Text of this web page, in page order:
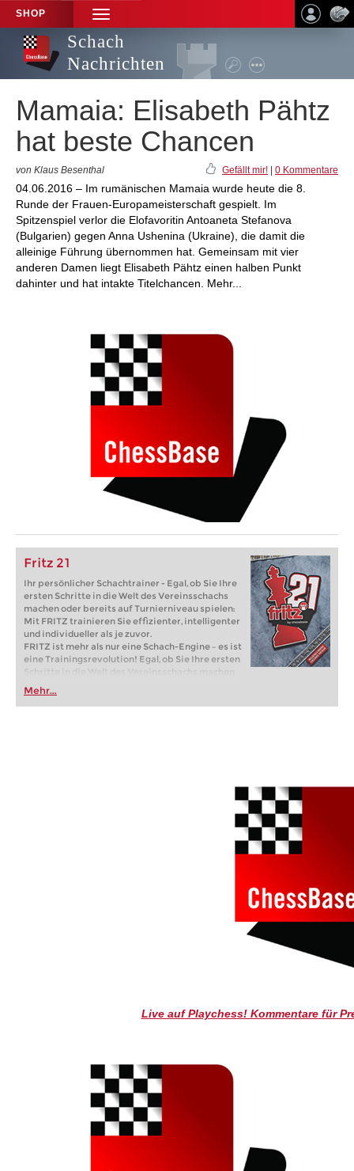
SHOP
TOGGLE
NAVIGATION
Schach
Nachrichten
Mamaia: Elisabeth Pähtz
hat beste Chancen
von Klaus Besenthal Gefällt mir! 0 Kommentare
04.06.2016 – Im rumänischen Mamaia wurde heute die 8.
Runde der Frauen-Europameisterschaft gespielt. Im
Spitzenspiel verlor die Elofavoritin Antoaneta Stefanova
(Bulgarien) gegen Anna Ushenina (Ukraine), die damit die
alleinige Führung übernommen hat. Gemeinsam mit vier
anderen Damen liegt Elisabeth Pähtz einen halben Punkt
dahinter und hat intakte Titelchancen. Mehr...
Fritz 21
Ihr persönlicher Schachtrainer - Egal, ob Sie Ihre
ersten Schritte in die Welt des Vereinsschachs
machen oder bereits auf Turnierniveau spielen:
Mit FRITZ trainieren Sie effizienter, intelligenter
und individueller als je zuvor.
FRITZ ist mehr als nur eine Schach-Engine – es ist
eine Trainingsrevolution! Egal, ob Sie Ihre ersten
Schritte in die Welt des Vereinsschachs machen
oder bereits auf Turnierniveau spielen: Mit
FRITZ trainieren Sie effizienter, intelligenter und
individueller als je zuvor.
Mehr...
Live auf Playchess! Kommentare für